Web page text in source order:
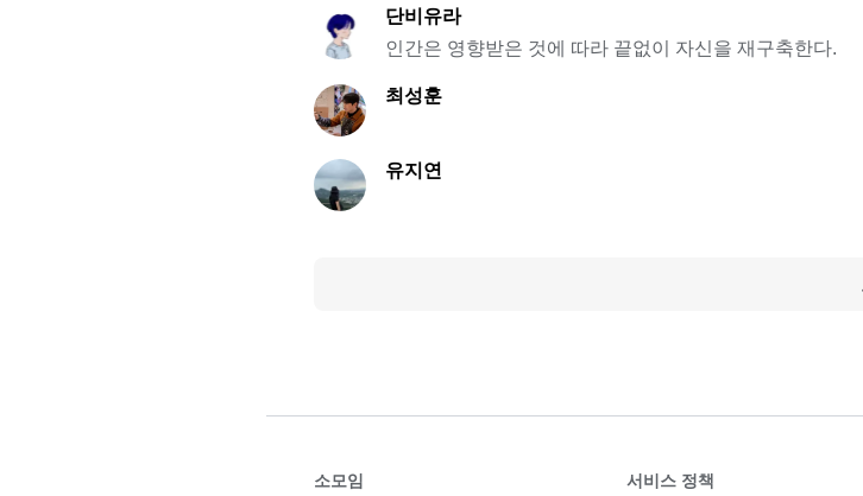
단비유라
인간은 영향받은 것에 따라 끝없이 자신을 재구축한다.
최성훈
유지연
소모임 서비스 정책